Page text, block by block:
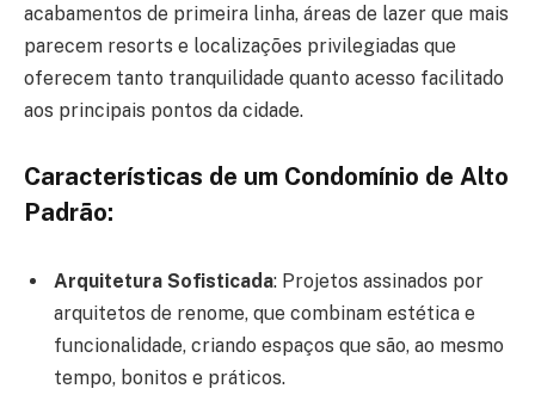
acabamentos de primeira linha, áreas de lazer que mais
parecem resorts e localizações privilegiadas que
oferecem tanto tranquilidade quanto acesso facilitado
aos principais pontos da cidade.
Características de um Condomínio de Alto
Padrão:
Arquitetura Sofisticada: Projetos assinados por
arquitetos de renome, que combinam estética e
funcionalidade, criando espaços que são, ao mesmo
tempo, bonitos e práticos.